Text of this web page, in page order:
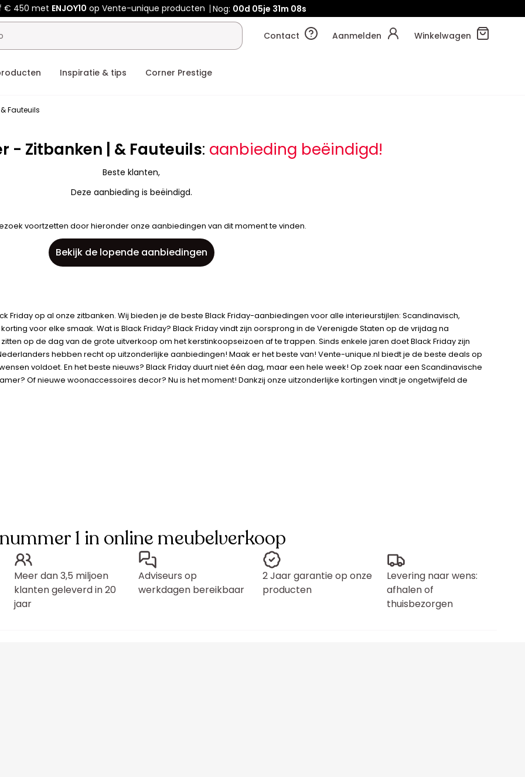
€ 450 met ENJOY10 op Vente-unique producten Nog: 00d 05je 31m 07s
Contact Aanmelden Winkelwagen
Inspiratie & tips Corner Prestige
Fauteuils
- Zitbanken | & Fauteuils: aanbieding beëindigd!
Beste klanten,
Deze aanbieding is beëindigd.
voortzetten door hieronder onze aanbiedingen van dit moment te vinden.
Bekijk de lopende aanbiedingen
Friday op al onze zitbanken. Wij bieden je de beste Black Friday-aanbiedingen voor alle interieurstijlen: Scandinavisch,
voor elke smaak. Wat is Black Friday? Black Friday vindt zijn oorsprong in de Verenigde Staten op de vrijdag na
op de dag van de grote uitverkoop om het kerstinkoopseizoen af te trappen. Sinds enkele jaren doet Black Friday zijn
hebben recht op uitzonderlijke aanbiedingen! Maak er het beste van! Vente-unique.nl biedt je de beste deals op
voldoet. En het beste nieuws? Black Friday duurt niet één dag, maar een hele week! Op zoek naar een Scandinavische
Of nieuwe woonaccessoires decor? Nu is het moment! Dankzij onze uitzonderlijke kortingen vindt je ongetwijfeld de
1 in online meubelverkoop
Meer dan 3,5 miljoen
klanten geleverd in 20
jaar
Adviseurs op
werkdagen bereikbaar
2 Jaar garantie op onze
producten
Levering naar wens:
afhalen of
thuisbezorgen